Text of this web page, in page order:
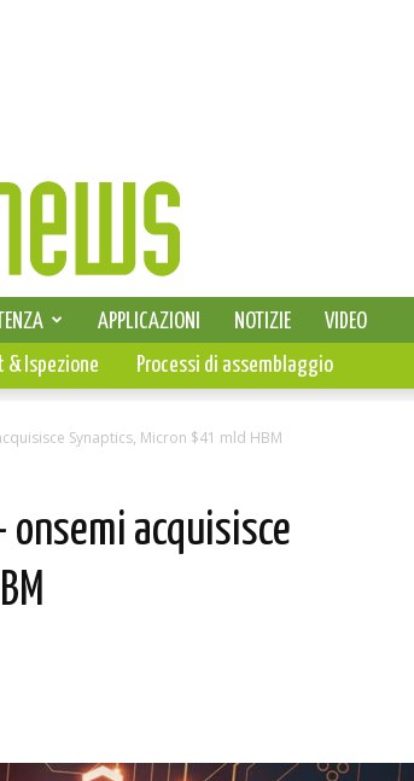
DI ELETTRONICA
APPLICAZIONI NOTIZIE
VIDEO
& Ispezione Processi di assemblaggio
Synaptics, Micron $41 mld HBM
acquisisce